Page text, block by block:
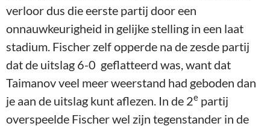
verloor dus die eerste partij door een
onnauwkeurigheid in gelijke stelling in een laat
stadium. Fischer zelf opperde na de zesde partij
dat de uitslag 6-0 geflatteerd was, want dat
Taimanov veel meer weerstand had geboden dan
je aan de uitslag kunt aflezen. In de 2e partij
overspeelde Fischer wel zijn tegenstander in de